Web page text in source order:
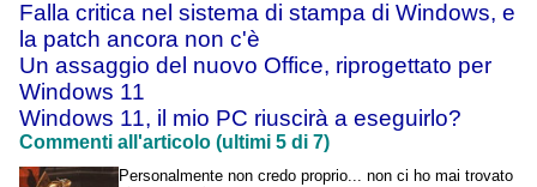
Falla critica nel sistema di stampa di Windows, e
la patch ancora non c'è
Un assaggio del nuovo Office, riprogettato per
Windows 11
Windows 11, il mio PC riuscirà a eseguirlo?
Commenti all'articolo (ultimi 5 di 7)
Personalmente non credo proprio... non ci ho mai trovato